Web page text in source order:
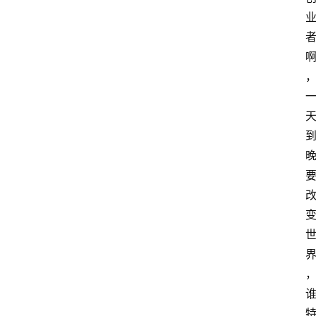
业
者
啊
，
一
天
到
晚
要
改
变
世
界
，
谁
特